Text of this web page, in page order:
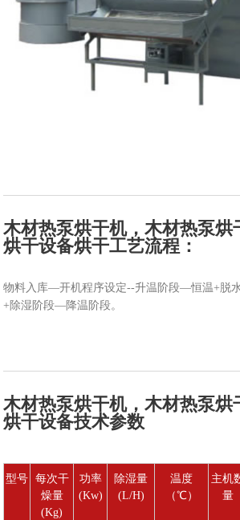
木材热泵烘干机，木材热泵烘
烘干设备烘干工艺流程：
物料入库—开机程序设定--升温阶段—恒温+脱
+除湿阶段—降温阶段。
木材热泵烘干机，木材热泵烘
烘干设备技术参数
型号 每次干
燥量
(Kg)
功率
(Kw)
除湿量
(L/H)
温度
（℃）
主机
量